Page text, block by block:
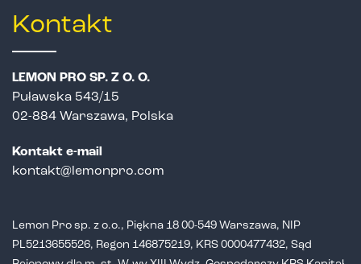
Kontakt
LEMON PRO SP. Z O. O.
Puławska 543/15
02-884 Warszawa, Polska
Kontakt e-mail
kontakt@lemonpro.com
Lemon Pro sp. z o.o., Piękna 18 00-549 Warszawa, NIP
PL5213655526, Regon 146875219, KRS 0000477432, Sąd